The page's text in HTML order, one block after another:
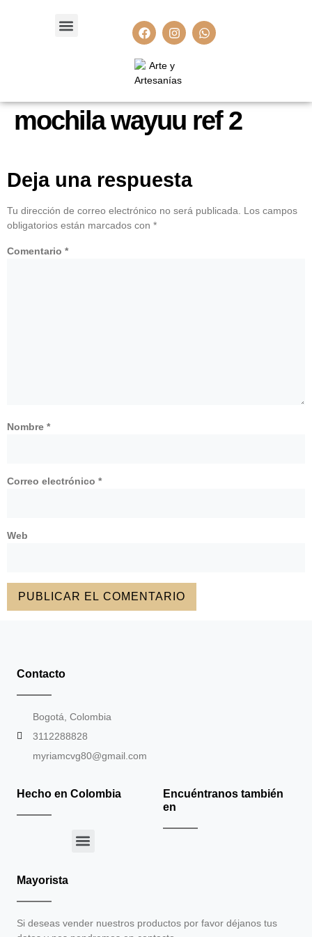
mochila wayuu ref 2
Deja una respuesta
Tu dirección de correo electrónico no será publicada. Los campos
obligatorios están marcados con *
Comentario *
Nombre *
Correo electrónico *
Web
Contacto
Bogotá, Colombia
3112288828
myriamcvg80@gmail.com
Hecho en Colombia
Encuéntranos también
en
Mayorista
Si deseas vender nuestros productos por favor déjanos tus